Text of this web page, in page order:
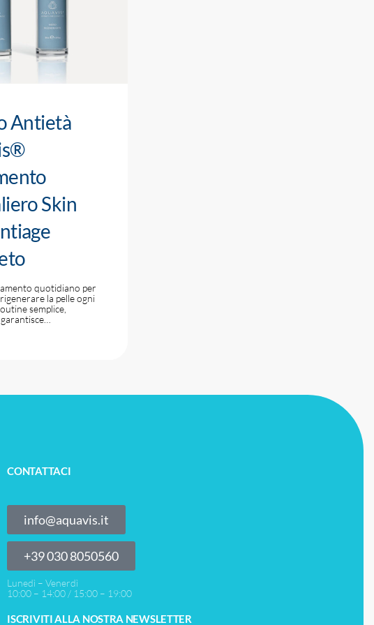
Antietà
Skin
quotidiano per
la pelle ogni
semplice,
CONTATTACI
info@aquavis.it
‎+39 030 8050560
Lunedì – Venerdì
10:00 – 14:00 / 15:00 – 19:00
ISCRIVITI ALLA NOSTRA NEWSLETTER